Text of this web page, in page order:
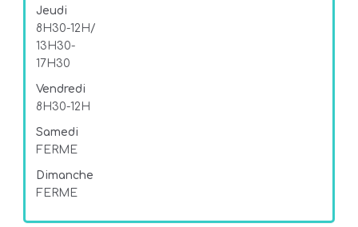
Jeudi
8H30-12H/
13H30-
17H30
Vendredi
8H30-12H
Samedi
FERME
Dimanche
FERME